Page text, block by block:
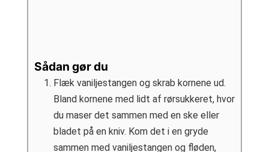
Sådan gør du
Flæk vaniljestangen og skrab kornene ud.
Bland kornene med lidt af rørsukkeret, hvor
du maser det sammen med en ske eller
bladet på en kniv. Kom det i en gryde
sammen med vaniljestangen og fløden,